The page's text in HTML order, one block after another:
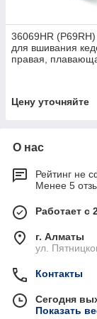
36069HR
для вшивания
правая,
Цену уточняйте
О нас
Рейтинг не
Менее 5
Работает с
г. Алматы
ул.
Контакты
Сегодня
Показать